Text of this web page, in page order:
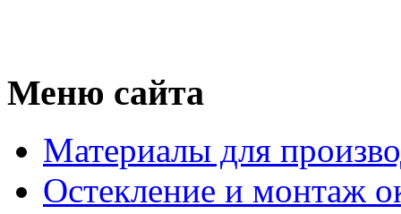
Меню сайта
Материалы для
Остекление и монтаж